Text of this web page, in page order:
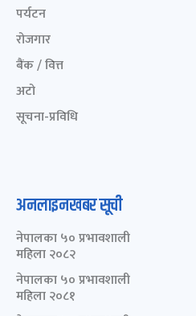
पर्यटन
रोजगार
बैंक / वित्त
अटो
सूचना-प्रविधि
अनलाइनखबर सूची
नेपालका ५० प्रभावशाली
महिला २०८२
नेपालका ५० प्रभावशाली
महिला २०८१